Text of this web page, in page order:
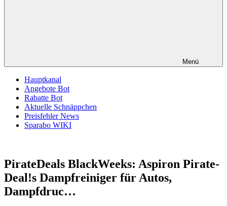
Menü
Hauptkanal
Angebote Bot
Rabatte Bot
Aktuelle Schnäppchen
Preisfehler News
Sparabo WIKI
PirateDeals BlackWeeks: Aspiron Pirate-
Deal!s Dampfreiniger für Autos,
Dampfdruc…